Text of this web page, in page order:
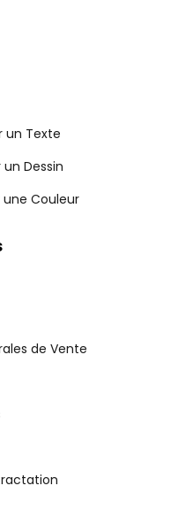
un Texte
Dessin
une Couleur
de Vente